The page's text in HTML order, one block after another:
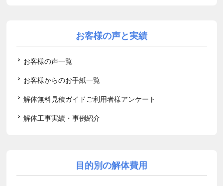
お客様の声と実績
お客様の声一覧
お客様からのお手紙一覧
解体無料見積ガイドご利用者様アンケート
解体工事実績・事例紹介
目的別の解体費用